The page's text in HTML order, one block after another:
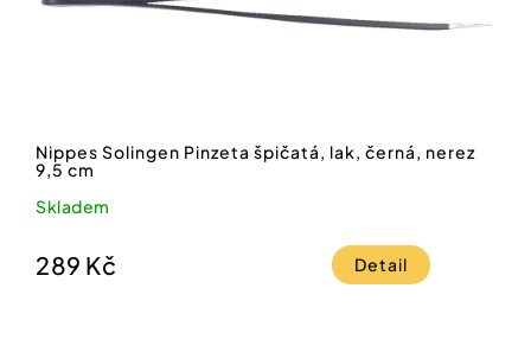
Nippes Solingen Pinzeta špičatá, lak, černá, nerez
9,5 cm
Skladem
289 Kč Detail